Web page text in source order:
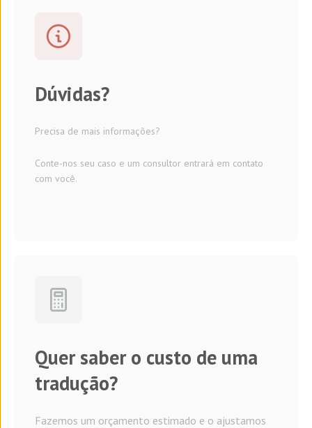
Dúvidas?
Precisa de mais informações?
Conte-nos seu caso e um consultor entrará em contato
com você.
Quer saber o custo de uma
tradução?
Fazemos um orçamento estimado e o ajustamos